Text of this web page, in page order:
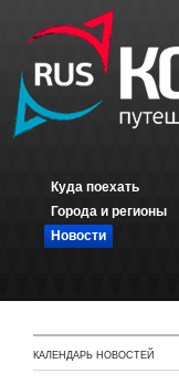
Куда поехать
Города и регионы
Новости
КАЛЕНДАРЬ НОВОСТЕЙ